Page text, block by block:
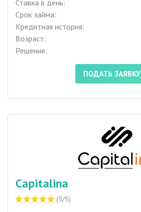
Ставка в день:
Срок займа:
Кредитная история:
Возраст:
Решение:
ПОДАТЬ ЗАЯВКУ
Capitalina
(5/5)